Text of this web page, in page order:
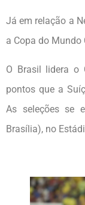
Já em relação a
a Copa do Mundo
O Brasil lidera o
pontos que a
As seleções se
Brasília), no